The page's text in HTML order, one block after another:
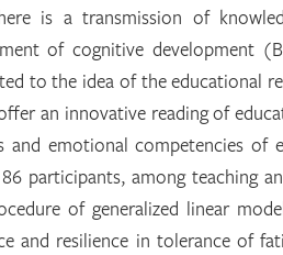
is a transmission of
of cognitive development
to the idea of the educational
an innovative reading of
emotional competencies of
participants, among teaching
of generalized linear
and resilience in tolerance of